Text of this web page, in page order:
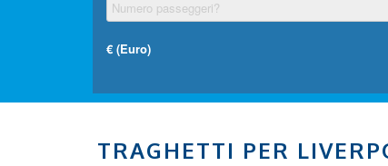
TRAGHETTI PER